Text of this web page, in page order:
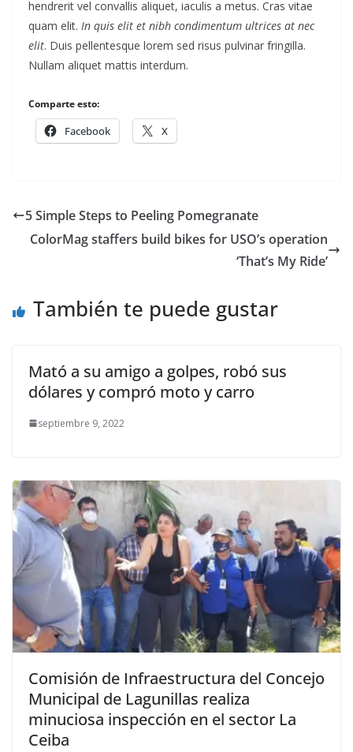
hendrerit vel convallis aliquet, iaculis a metus. Cras vitae
quam elit. In quis elit et nibh condimentum ultrices at nec
elit. Duis pellentesque lorem sed risus pulvinar fringilla.
Nullam aliquet mattis interdum.
Comparte esto:
Facebook X
5 Simple Steps to Peeling Pomegranate
ColorMag staffers build bikes for USO’s operation
‘That’s My Ride’
También te puede gustar
Mató a su amigo a golpes, robó sus
dólares y compró moto y carro
septiembre 9, 2022
Comisión de Infraestructura del Concejo
Municipal de Lagunillas realiza
minuciosa inspección en el sector La
Ceiba